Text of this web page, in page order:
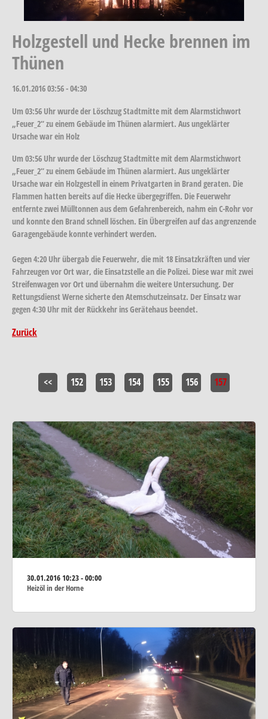
Holzgestell und Hecke brennen im
Thünen
16.01.201603:56 - 04:30
Um 03:56 Uhr wurde der Löschzug Stadtmitte mit dem Alarmstichwort
„Feuer_2“ zu einem Gebäude im Thünen alarmiert. Aus ungeklärter
Ursache war ein Holz
Um 03:56 Uhr wurde der Löschzug Stadtmitte mit dem Alarmstichwort
„Feuer_2“ zu einem Gebäude im Thünen alarmiert. Aus ungeklärter
Ursache war ein Holzgestell in einem Privatgarten in Brand geraten. Die
Flammen hatten bereits auf die Hecke übergegriffen. Die Feuerwehr
entfernte zwei Mülltonnen aus dem Gefahrenbereich, nahm ein C-Rohr vor
und konnte den Brand schnell löschen. Ein Übergreifen auf das angrenzende
Garagengebäude konnte verhindert werden.
Gegen 4:20 Uhr übergab die Feuerwehr, die mit 18 Einsatzkräften und vier
Fahrzeugen vor Ort war, die Einsatzstelle an die Polizei. Diese war mit zwei
Streifenwagen vor Ort und übernahm die weitere Untersuchung. Der
Rettungsdienst Werne sicherte den Atemschutzeinsatz. Der Einsatz war
gegen 4:30 Uhr mit der Rückkehr ins Gerätehaus beendet.
Zurück
<< 152 153 154 155 156 157
30.01.201610:23 - 00:00
Heizöl in der Horne